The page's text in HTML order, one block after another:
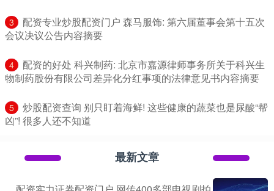
3
​配资专业炒股配资门户 森马服饰: 第六届董事会第十五次
会议决议公告内容摘要
4
​配资的好处 科兴制药: 北京市嘉源律师事务所关于科兴生
物制药股份有限公司差异化分红事项的法律意见书内容摘要
5
​炒股配资查询 别只盯着海鲜! 这些健康的蔬菜也是尿酸“帮
凶”! 很多人还不知道
最新文章